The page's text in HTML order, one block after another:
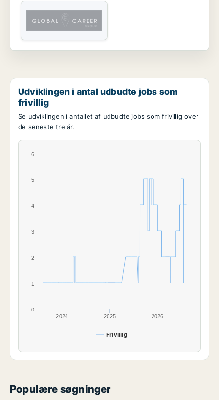
Udviklingen i antal udbudte jobs som
frivillig
Se udviklingen i antallet af udbudte jobs som frivillig over
de seneste tre år.
Frivillig
2024 2025 2026
0
1
2
3
4
5
6
Populære søgninger